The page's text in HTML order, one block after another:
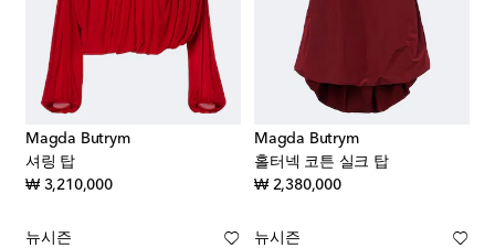
Magda Butrym
셔링 탑
₩ 3,210,000original price
Magda Butrym
홀터넥 코튼 실크 탑
₩ 2,380,000original price
뉴시즌 뉴시즌